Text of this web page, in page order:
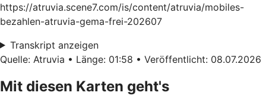
https://atruvia.scene7.com/is/content/atruvia/mobiles-
bezahlen-atruvia-gema-frei-202607
Transkript anzeigen
Quelle: Atruvia • Länge: 01:58 • Veröffentlicht: 08.07.2026
Mit diesen Karten geht's